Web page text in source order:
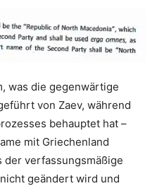
was die gegenwärtige
von Zaev, während
behauptet hat –
mit Griechenland
der verfassungsmäßige
geändert wird und